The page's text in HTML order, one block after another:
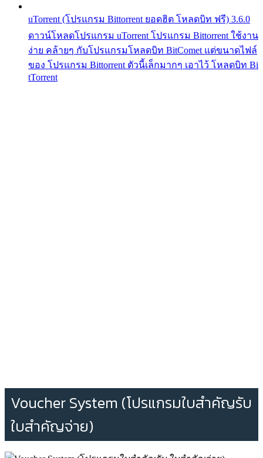
uTorrent (โปรแกรม Bittorrent ยอดฮิต โหลดบิท ฟรี) 3.6.0
ดาวน์โหลดโปรแกรม uTorrent โปรแกรม Bittorrent ใช้งาน
ง่าย คล้ายๆ กับโปรแกรมโหลดบิท BitComet แต่ขนาดไฟล์
ของ โปรแกรม Bittorrent ตัวนี้เล็กมากๆ เอาไว้ โหลดบิท Bi
tTorrent
Voucher System (โปรแกรมใบสำคัญรับ
ใบสำคัญจ่าย)